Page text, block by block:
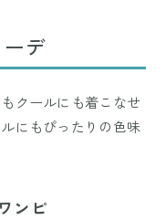
デ
クールにも着こなせ
にもぴったりの色味
ンピ